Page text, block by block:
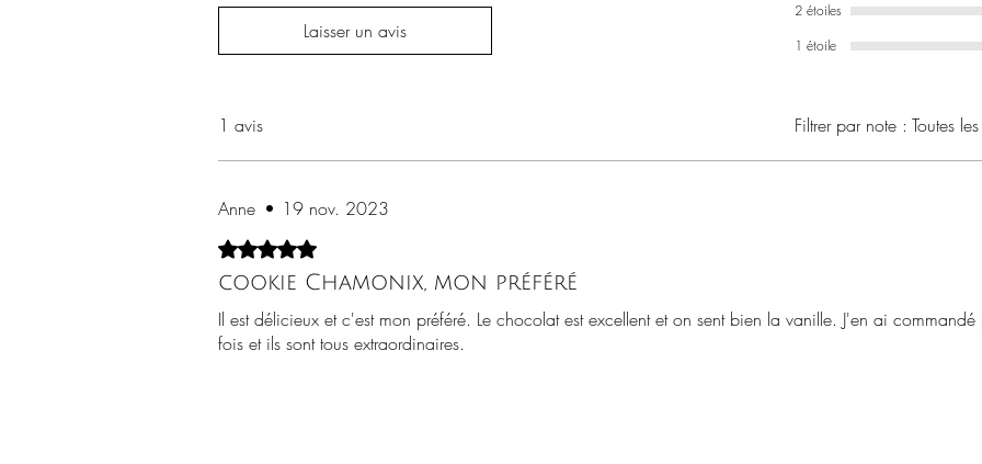
Laisser un avis
2 étoiles
1 étoile
1 avis Filtrer par note : Toutes
Anne • 19 nov. 2023
Noté 5 sur 5.
cookie Chamonix, mon préféré
Il est délicieux et c'est mon préféré. Le chocolat est excellent et on sent bien la vanille. J'en ai commandé
fois et ils sont tous extraordinaires.